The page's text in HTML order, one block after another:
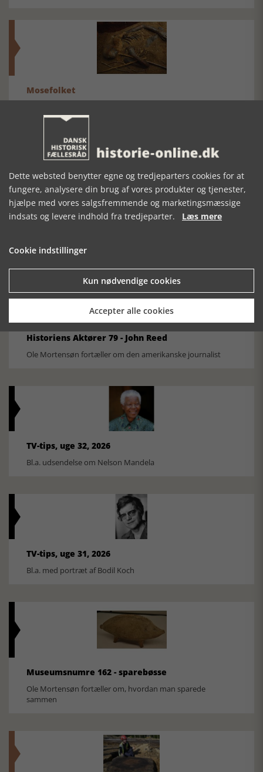
Mosefolket
Silkeborg Hovedgården
Historisk festival i Faaborg
oktober - 1. november 2026
Historiens Aktører 79 - John Reed
Ole Mortensøn fortæller om den amerikanske journalist
TV-tips, uge 32, 2026
Bl.a. udsendelse om Nelson Mandela
TV-tips, uge 31, 2026
Bl.a. med portræt af Bodil Koch
Museumsnumre 162 - sparebøsse
Ole Mortensøn fortæller om, hvordan man sparede
sammen
Dette websted benytter egne og tredjeparters cookies for at
fungere, analysere din brug af vores produkter og tjenester,
hjælpe med vores salgsfremmende og marketingsmæssige
indsats og levere indhold fra tredjeparter. Læs mere
Cookie indstillinger
Kun nødvendige cookies
Accepter alle cookies